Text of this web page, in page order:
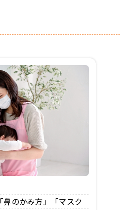
鼻のかみ方」「マスク